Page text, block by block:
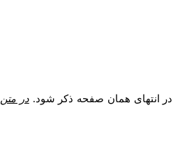
انتهای همان صفحه ذکر شود. در متن